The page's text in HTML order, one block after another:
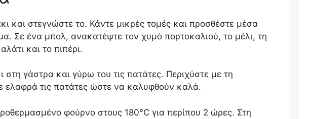
και στεγνώστε το. Κάντε μικρές τομές και προσθέστε μέσα
Σε ένα μπολ, ανακατέψτε τον χυμό πορτοκαλιού, το μέλι, τη
και το πιπέρι.
στη γάστρα και γύρω του τις πατάτες. Περιχύστε με τη
ελαφρά τις πατάτες ώστε να καλυφθούν καλά.
φούρνο στους 180°C για περίπου 2 ώρες. Στη